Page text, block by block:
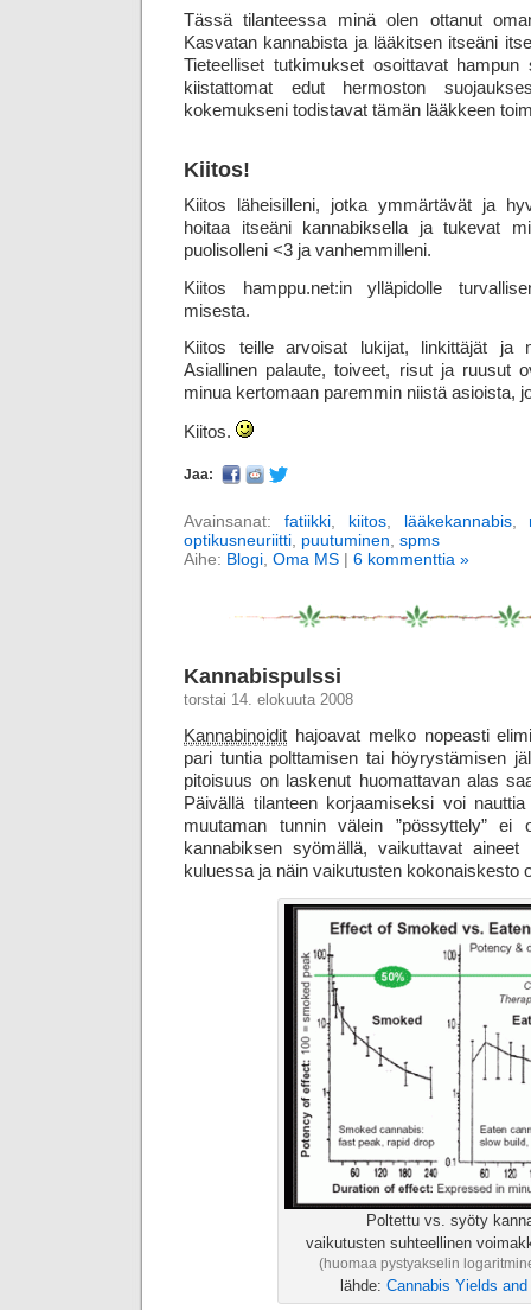
Tässä tilanteessa minä olen ottanut
Kasvatan kannabista ja lääkitsen itseäni
Tieteelliset tutkimukset osoittavat hampun
kiistattomat edut hermoston
kokemukseni todistavat tämän lääkkeen
Kiitos!
Kiitos läheisilleni, jotka ymmärtävät ja
hoitaa itseäni kannabiksella ja tukevat
puolisolleni <3 ja vanhemmilleni.
Kiitos hamppu.net:in ylläpidolle
misesta.
Kiitos teille arvoisat lukijat, linkittäjät ja
Asiallinen palaute, toiveet, risut ja ruusut
minua kertomaan paremmin niistä asioista,
Kiitos.
Jaa:
Avainsanat: fatiikki, kiitos, lääkekannabis,
optikusneuriitti puutuminen spms
Aihe: Blogi Oma MS | 6 kommenttia »
Kannabispulssi
torstai 14. elokuuta 2008
Kannabinoidit hajoavat melko nopeasti
pari tuntia polttamisen tai höyrystämisen
pitoisuus on laskenut huomattavan alas
Päivällä tilanteen korjaamiseksi voi
muutaman tunnin välein ”pössyttely” ei
kannabiksen syömällä, vaikuttavat
kuluessa ja näin vaikutusten kokonais­kesto
Poltettu vs. syöty
vaikutusten suhteellinen
(huomaa pystyakselin
lähde: Cannabis Yields and